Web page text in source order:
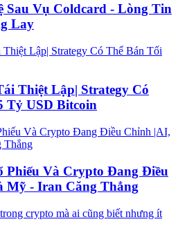
Sau Vụ Coldcard - Lòng Tin
Lay
Thiệt Lập| Strategy Có
Tỷ USD Bitcoin
Phiếu Và Crypto Đang Điều
Mỹ - Iran Căng Thẳng